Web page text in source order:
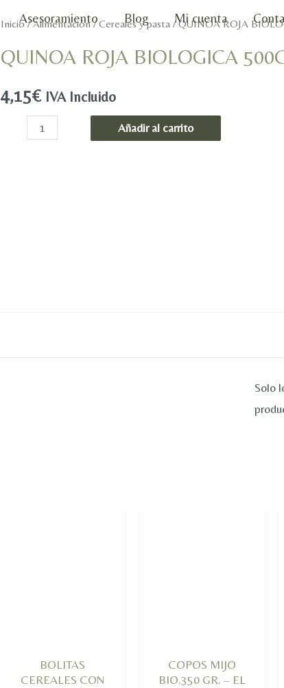
Asesoramiento Blog Mi cuenta
Inicio/Alimentación/Cereales y pasta / QUINOA ROJA
QUINOA ROJA BIOLOGICA
4,15€ IVA Incluido
QUINOA
Añadir al carrito
Solo
BOLITAS
CEREALES CON
COPOS MIJO
BIO.350 GR. – EL